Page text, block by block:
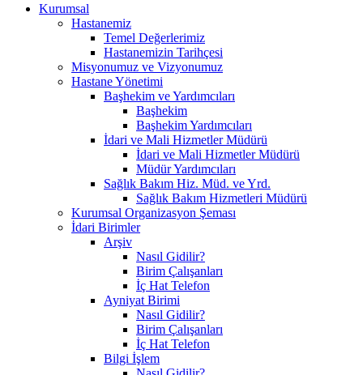
Kurumsal
Hastanemiz
Temel Değerlerimiz
Hastanemizin Tarihçesi
Misyonumuz ve Vizyonumuz
Hastane Yönetimi
Başhekim ve Yardımcıları
Başhekim
Başhekim Yardımcıları
İdari ve Mali Hizmetler Müdürü
İdari ve Mali Hizmetler Müdürü
Müdür Yardımcıları
Sağlık Bakım Hiz. Müd. ve Yrd.
Sağlık Bakım Hizmetleri Müdürü
Kurumsal Organizasyon Şeması
İdari Birimler
Arşiv
Nasıl Gidilir?
Birim Çalışanları
İç Hat Telefon
Ayniyat Birimi
Nasıl Gidilir?
Birim Çalışanları
İç Hat Telefon
Bilgi İşlem